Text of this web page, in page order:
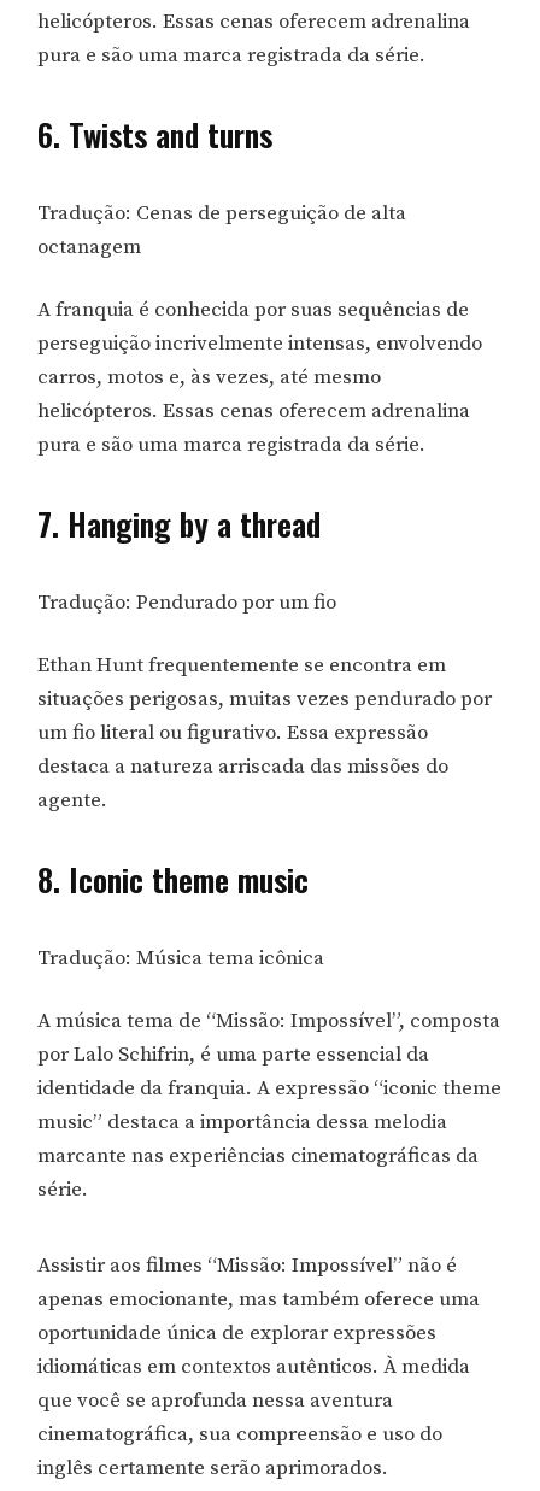
helicópteros. Essas cenas oferecem adrenalina
pura e são uma marca registrada da série.
6. Twists and turns
Tradução: Cenas de perseguição de alta
octanagem
A franquia é conhecida por suas sequências de
perseguição incrivelmente intensas, envolvendo
carros, motos e, às vezes, até mesmo
helicópteros. Essas cenas oferecem adrenalina
pura e são uma marca registrada da série.
7. Hanging by a thread
Tradução: Pendurado por um fio
Ethan Hunt frequentemente se encontra em
situações perigosas, muitas vezes pendurado por
um fio literal ou figurativo. Essa expressão
destaca a natureza arriscada das missões do
agente.
8. Iconic theme music
Tradução: Música tema icônica
A música tema de “Missão: Impossível”, composta
por Lalo Schifrin, é uma parte essencial da
identidade da franquia. A expressão “iconic theme
music” destaca a importância dessa melodia
marcante nas experiências cinematográficas da
série.
Assistir aos filmes “Missão: Impossível” não é
apenas emocionante, mas também oferece uma
oportunidade única de explorar expressões
idiomáticas em contextos autênticos. À medida
que você se aprofunda nessa aventura
cinematográfica, sua compreensão e uso do
inglês certamente serão aprimorados.